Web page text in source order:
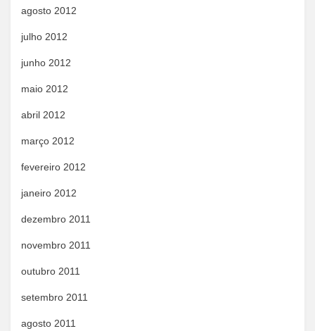
agosto 2012
julho 2012
junho 2012
maio 2012
abril 2012
março 2012
fevereiro 2012
janeiro 2012
dezembro 2011
novembro 2011
outubro 2011
setembro 2011
agosto 2011